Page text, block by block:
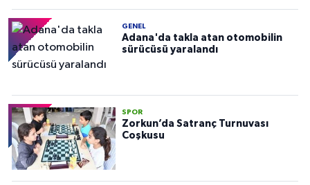
GENEL
Adana'da takla atan otomobilin
sürücüsü yaralandı
SPOR
Zorkun’da Satranç Turnuvası
Coşkusu